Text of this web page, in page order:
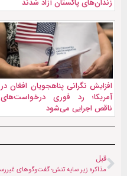
زندان‌های پاکستان آزاد شدند
افزایش نگرانی پناهجویان افغان در
آمریکا؛ رد فوری درخواست‌های
ناقص اجرایی می‌شود
قبل